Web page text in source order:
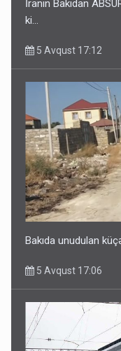
İranın Bakıdan
ki…
5 Avqust 17:12
Bakıda unudulan
5 Avqust 17:06